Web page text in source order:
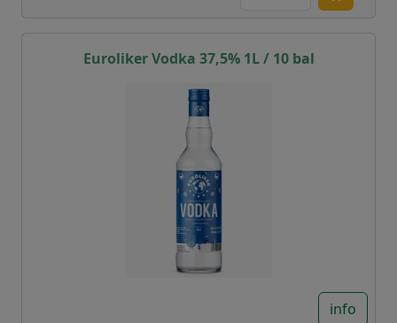
Euroliker Vodka 37,5% 1L / 10 bal
info